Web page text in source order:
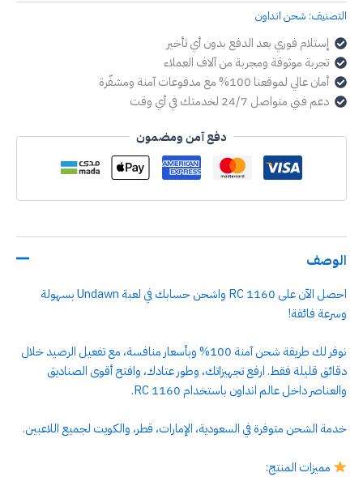
التصنيف: شحن انداون
إستلام فوري بعد الدفع بدون أي تأخير
تجربة موثوقة ومجربة من آلاف العملاء
أمان عالي لموقعنا 100% مع مدفوعات آمنة ومشفّرة
دعم فني متواصل 24/7 لخدمتك في أي وقت
دفع آمن ومضمون
الوصف
احصل الآن على 1160 RC واشحن حسابك في لعبة Undawn بسهولة
وسرعة فائقة!
نوفر لك طريقة شحن آمنة 100% وبأسعار منافسة، مع تفعيل الرصيد خلال
دقائق قليلة فقط. ارفع تجهيزاتك، وطور عتادك، وافتح أقوى الصناديق
والعناصر داخل عالم انداون باستخدام 1160 RC.
خدمة الشحن متوفرة في السعودية، الإمارات، قطر، والكويت لجميع اللاعبين.
مميزات المنتج: